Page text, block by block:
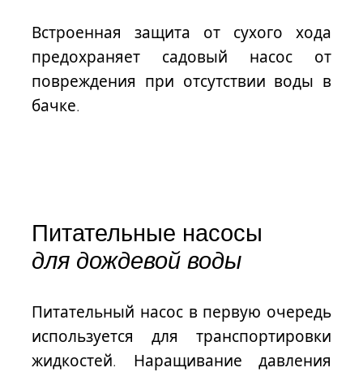
Встроенная защита от сухого хода
предохраняет садовый насос от
повреждения при отсутствии воды в
бачке.
Питательные насосы
для дождевой воды
Питательный насос в первую очередь
используется для транспортировки
жидкостей. Наращивание давления